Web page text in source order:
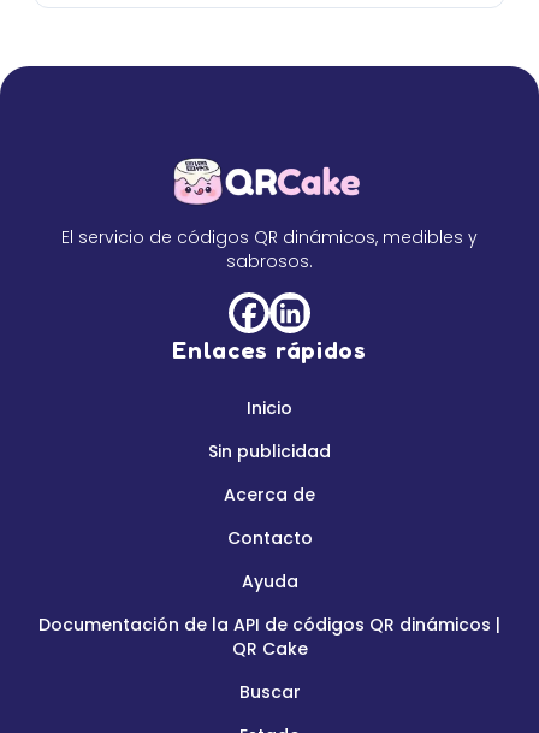
El servicio de códigos QR dinámicos, medibles y
sabrosos.
Enlaces rápidos
Inicio
Sin publicidad
Acerca de
Contacto
Ayuda
Documentación de la API de códigos QR dinámicos |
QR Cake
Buscar